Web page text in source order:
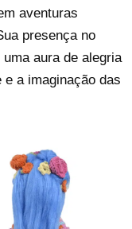
aventuras
presença no
aura de alegria
a imaginação das